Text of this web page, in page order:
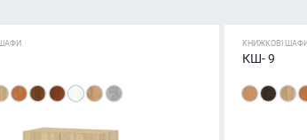
КНИЖКОВІ ШАФИ
КШ- 9